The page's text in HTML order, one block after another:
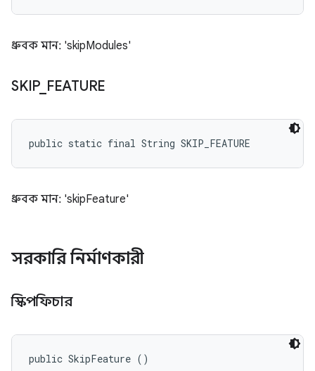
ধ্রুবক মান: 'skipModules'
SKIP_ FEATURE
public static final String SKIP_FEATURE
ধ্রুবক মান: 'skipFeature'
সরকারি নির্মাণকারী
স্কিপফিচার
public SkipFeature ()